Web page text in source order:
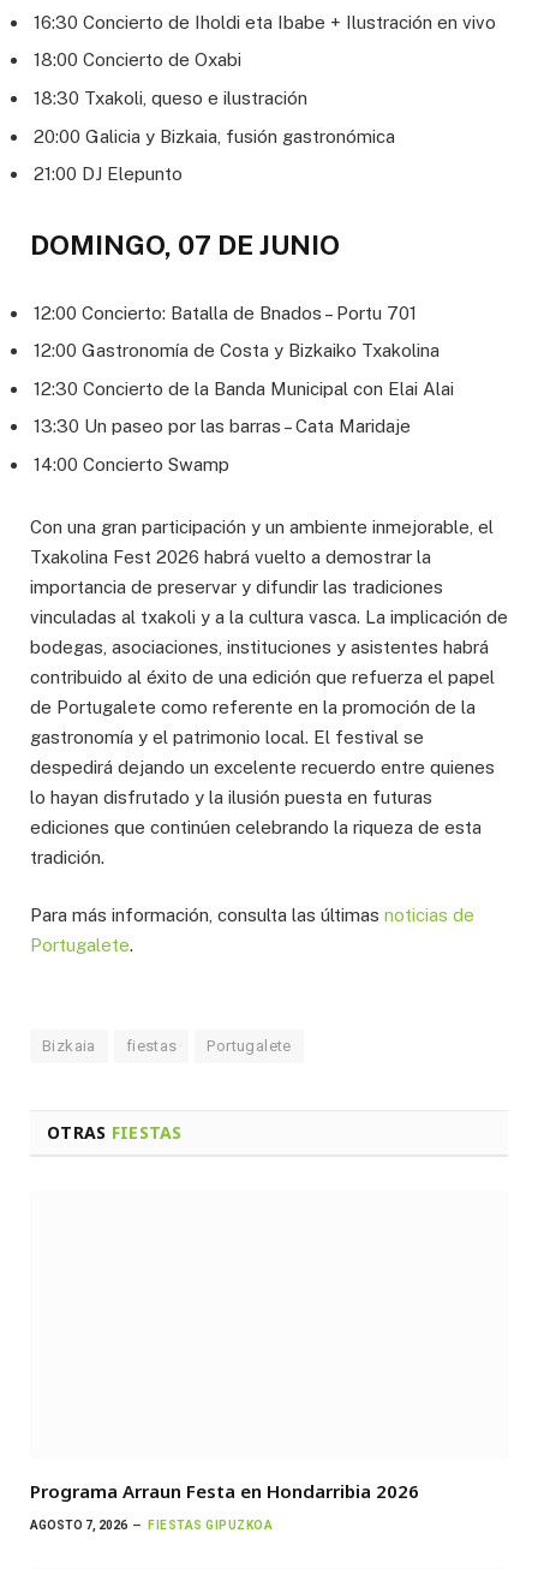
16:30 Concierto de Iholdi eta Ibabe + Ilustración en vivo
18:00 Concierto de Oxabi
18:30 Txakoli, queso e ilustración
20:00 Galicia y Bizkaia, fusión gastronómica
21:00 DJ Elepunto
DOMINGO, 07 DE JUNIO
12:00 Concierto: Batalla de Bnados – Portu 701
12:00 Gastronomía de Costa y Bizkaiko Txakolina
12:30 Concierto de la Banda Municipal con Elai Alai
13:30 Un paseo por las barras – Cata Maridaje
14:00 Concierto Swamp
Con una gran participación y un ambiente inmejorable, el
Txakolina Fest 2026 habrá vuelto a demostrar la
importancia de preservar y difundir las tradiciones
vinculadas al txakoli y a la cultura vasca. La implicación de
bodegas, asociaciones, instituciones y asistentes habrá
contribuido al éxito de una edición que refuerza el papel
de Portugalete como referente en la promoción de la
gastronomía y el patrimonio local. El festival se
despedirá dejando un excelente recuerdo entre quienes
lo hayan disfrutado y la ilusión puesta en futuras
ediciones que continúen celebrando la riqueza de esta
tradición.
Para más información, consulta las últimas noticias de
Portugalete.
Bizkaia fiestas Portugalete
OTRAS FIESTAS
Programa Arraun Festa en Hondarribia 2026
AGOSTO 7, 2026 FIESTAS GIPUZKOA